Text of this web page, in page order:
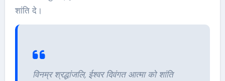
शांति दे।
विनम्र श्रद्धांजलि, ईश्वर दिवंगत आत्मा को शांति